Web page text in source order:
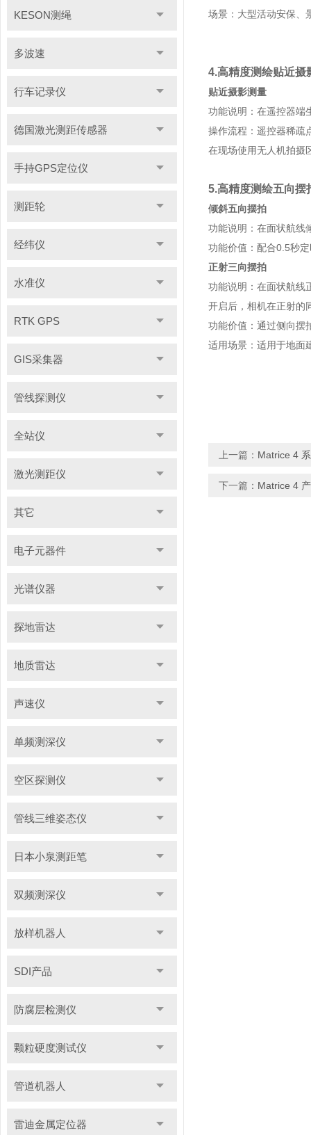
KESON测绳
多波速
行车记录仪
德国激光测距传感器
手持GPS定位仪
测距轮
经纬仪
水准仪
RTK GPS
GIS采集器
管线探测仪
全站仪
激光测距仪
其它
电子元器件
光谱仪器
探地雷达
地质雷达
声速仪
单频测深仪
空区探测仪
管线三维姿态仪
日本小泉测距笔
双频测深仪
放样机器人
SDI产品
防腐层检测仪
颗粒硬度测试仪
管道机器人
雷迪金属定位器
场景：大型活动安保、
4.高精度测绘贴近摄
贴近摄影测量
功能说明：在遥控器端
操作流程：遥控器稀疏
在现场使用无人机拍摄
5.高精度测绘五向摆
倾斜五向摆拍
功能说明：在面状航线
功能价值：配合0.5秒
正射三向摆拍
功能说明：在面状航线
开启后，相机在正射的
功能价值：通过侧向摆
适用场景：适用于地面
上一篇： Matrice 4
下一篇： Matrice 4